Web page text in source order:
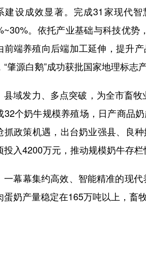
建设成效显著。完成31家现代
。依托产业基础与科技优
前端养殖向后端加工延伸，提升
“肇源白鹅”成功获批国家地理标志
发力、多点突破，为全市畜牧
32个奶牛规模养殖场，日产商品
抓政策机遇，出台奶业强县、良
投入4200万元，推动规模奶牛存栏
幕集约高效、智能精准的现代
蛋奶产量稳定在165万吨以上，畜